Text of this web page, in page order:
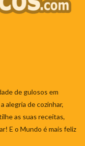
de gulosos em
alegria de cozinhar,
as suas receitas,
E o Mundo é mais feliz